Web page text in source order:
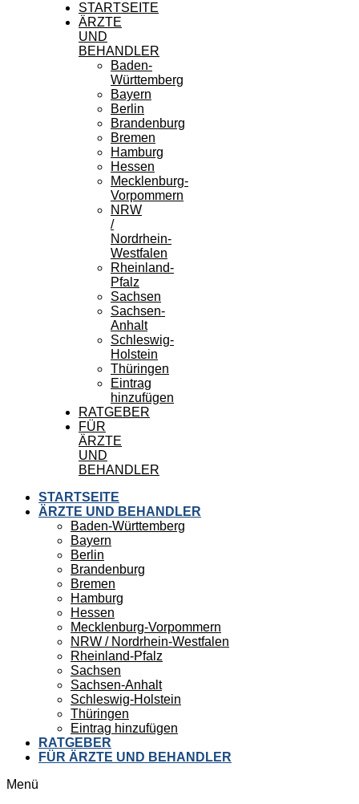
STARTSEITE
ÄRZTE
UND
BEHANDLER
Baden-
Württemberg
Bayern
Berlin
Brandenburg
Bremen
Hamburg
Hessen
Mecklenburg-
Vorpommern
NRW
/
Nordrhein-
Westfalen
Rheinland-
Pfalz
Sachsen
Sachsen-
Anhalt
Schleswig-
Holstein
Thüringen
Eintrag
hinzufügen
RATGEBER
FÜR
ÄRZTE
UND
BEHANDLER
STARTSEITE
ÄRZTE UND BEHANDLER
Baden-Württemberg
Bayern
Berlin
Brandenburg
Bremen
Hamburg
Hessen
Mecklenburg-Vorpommern
NRW / Nordrhein-Westfalen
Rheinland-Pfalz
Sachsen
Sachsen-Anhalt
Schleswig-Holstein
Thüringen
Eintrag hinzufügen
RATGEBER
FÜR ÄRZTE UND BEHANDLER
Menü